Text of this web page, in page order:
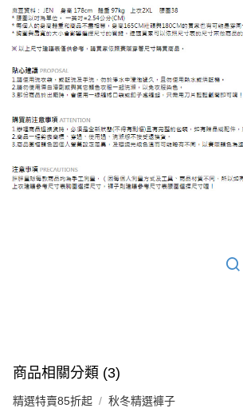
商品相關分類 (3)
精選特賣85折起 秋冬精選褲子